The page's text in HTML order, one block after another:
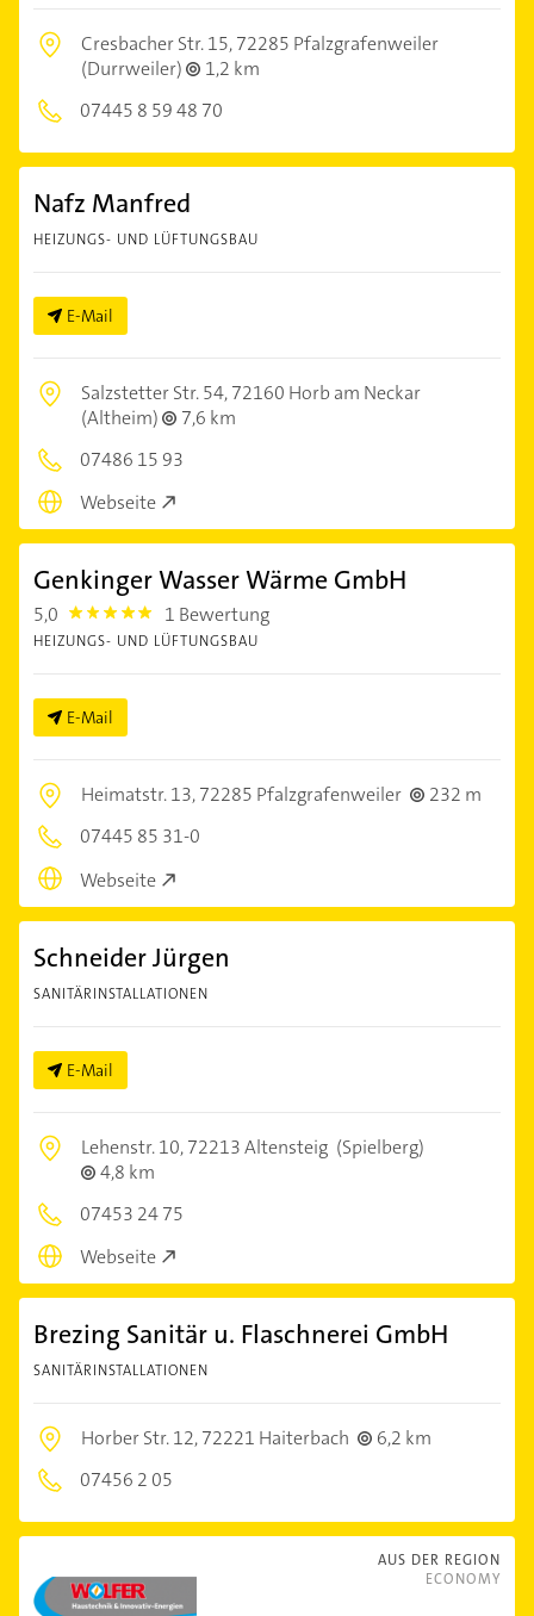
Cresbacher Str. 15,72285 Pfalzgrafenweiler
(Durrweiler)
1,2 km
07445 8 59 48 70
Nafz Manfred
HEIZUNGS- UND LÜFTUNGSBAU
E-Mail
Salzstetter Str. 54,72160 Horb am Neckar
(Altheim)
7,6 km
07486 15 93
Webseite
Genkinger Wasser Wärme GmbH
5,0 5.0 1 Bewertung
HEIZUNGS- UND LÜFTUNGSBAU
E-Mail
Heimatstr. 13,72285 Pfalzgrafenweiler
232 m
07445 85 31-0
Webseite
Schneider Jürgen
SANITÄRINSTALLATIONEN
E-Mail
Lehenstr. 10,72213 Altensteig (Spielberg)
4,8 km
07453 24 75
Webseite
Brezing Sanitär u. Flaschnerei GmbH
SANITÄRINSTALLATIONEN
Horber Str. 12,72221 Haiterbach
6,2 km
07456 2 05
AUS DER REGION
ECONOMY